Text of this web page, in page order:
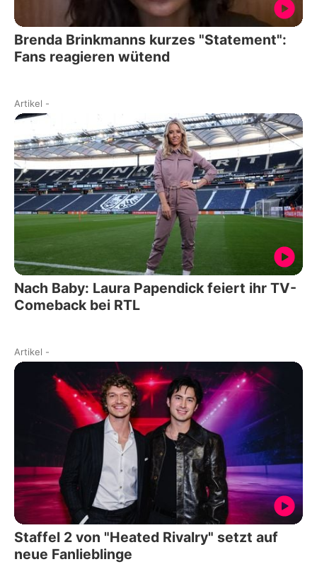
Brenda Brinkmanns kurzes "Statement":
Fans reagieren wütend
Artikel -
Nach Baby: Laura Papendick feiert ihr TV-
Comeback bei RTL
Artikel -
Staffel 2 von "Heated Rivalry" setzt auf
neue Fanlieblinge